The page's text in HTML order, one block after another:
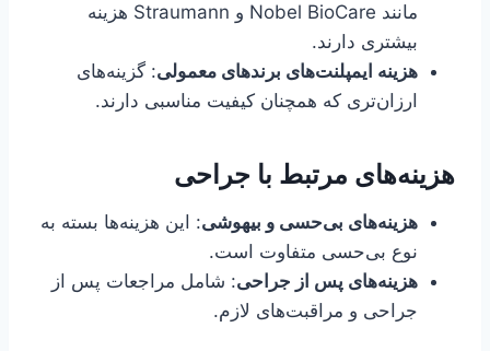
مانند Nobel BioCare و Straumann هزینه
بیشتری دارند.
هزینه ایمپلنت‌های برندهای معمولی: گزینه‌های
ارزان‌تری که همچنان کیفیت مناسبی دارند.
هزینه‌های مرتبط با جراحی
هزینه‌های بی‌حسی و بیهوشی: این هزینه‌ها بسته به
نوع بی‌حسی متفاوت است.
هزینه‌های پس از جراحی: شامل مراجعات پس از
جراحی و مراقبت‌های لازم.